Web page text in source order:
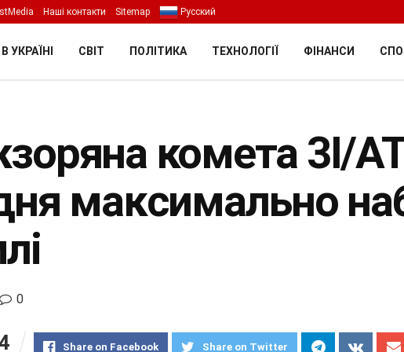
Наші контакти Sitemap Русский
УКРАЇНІ СВІТ ПОЛІТИКА ТЕХНОЛОГІЇ ФІНАНСИ
комета 3I/
максимально
0
Share on Facebook Share on Twitter